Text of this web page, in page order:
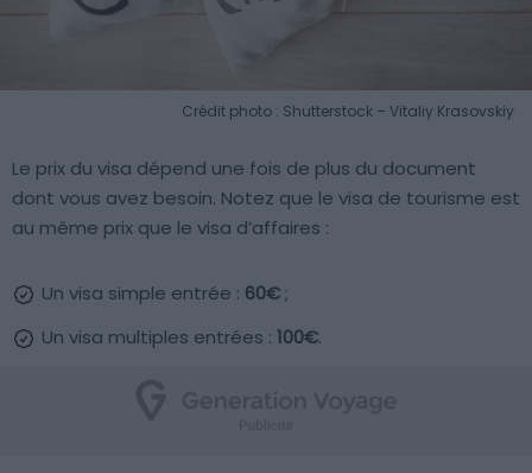
Crédit photo : Shutterstock – Vitaliy Krasovskiy
Le prix du visa dépend une fois de plus du document
dont vous avez besoin. Notez que le visa de tourisme est
au même prix que le visa d’affaires :
Un visa simple entrée : 60€ ;
Un visa multiples entrées : 100€.